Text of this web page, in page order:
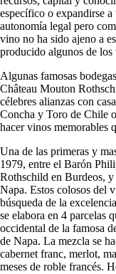
específico o expandirse
autonomía legal pero
vino no ha sido ajeno a
producido algunos de
Algunas famosas
Château Mouton
célebres alianzas con
Concha y Toro de Chile
hacer vinos memorables
Una de las primeras y
1979, entre el Barón
Rothschild en Burdeos,
Napa. Estos colosos del
búsqueda de la
se elabora en 4 parcelas
occidental de la famosa
de Napa. La mezcla se
cabernet franc, merlot,
meses de roble francés.